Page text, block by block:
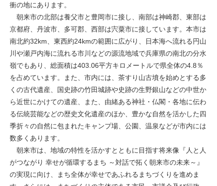
衝の地にあります。
朝来市の北部は養父市と豊岡市に接し、南部は神崎郡、東部は
京都府、丹波市、多可郡、西部は宍粟市に接しています。本市は
南北約32km、東西約24kmの範囲に広がり、日本海へ流れる円山
川や瀬戸内海に流れる市川などの源流地域で兵庫県の南北の分水
嶺でもあり、総面積は403.06平方キロメートルで県全体の4.8％
を占めています。また、市内には、茶すり山古墳を始めとする多
くの古代遺産、国史跡の竹田城跡や史跡の生野銀山などの中世か
ら近世にかけての遺産、また、由緒ある神社・仏閣・各地に伝わ
る伝統芸能などの歴史文化遺産のほか、豊かな自然を活かした四
季折々の自然に包まれたキャンプ場、公園、温泉などが市内には
数多くあります。
朝来市は、地域の特性を活かすとともに目指す将来像『人と人
がつながり 幸せが循環するまち ～対話で拓く朝来市の未来～』
の実現に向け、まち全体が幸せであふれるまちづくりを進めま